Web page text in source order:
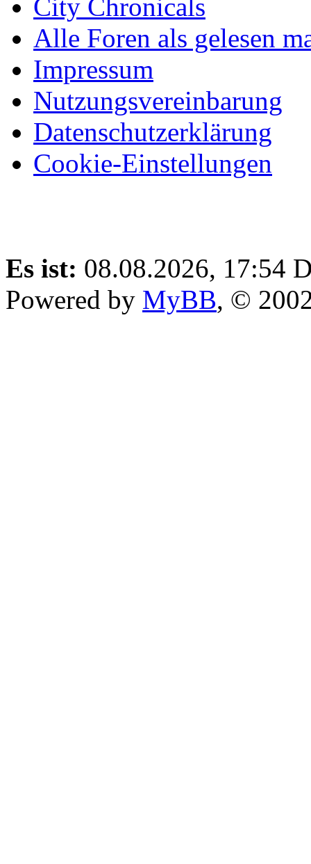
City Chronicals
Alle Foren als gelesen
Impressum
Nutzungsvereinbarung
Datenschutzerklärung
Cookie-Einstellungen
Es ist: 08.08.2026, 17:54
Powered by MyBB, ©